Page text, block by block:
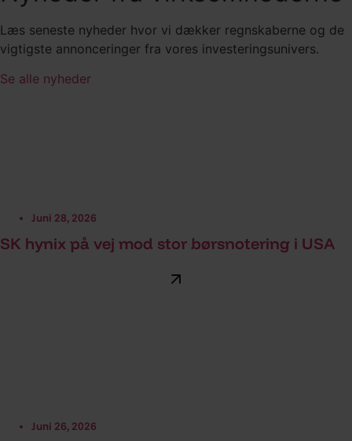
Læs seneste nyheder hvor vi dækker regnskaberne og de
vigtigste annonceringer fra vores investeringsunivers.
Se alle nyheder
Juni 28, 2026
SK hynix på vej mod stor børsnotering i USA
Juni 26, 2026